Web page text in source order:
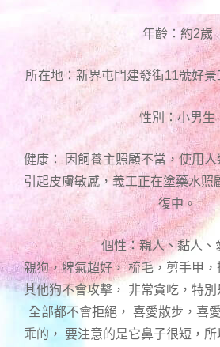
年齡：約2歲
所在地：新界屯門建發街11號好
性別：小男生
健康： 因飼養主照顧不當，使用
引起皮膚敏感，義工正在塗藥水照
復中。
個性：親人、黏人、
親狗，脾氣超好， 梳毛，剪手甲
其他狗不會攻擊， 非常貪吃，特
全部都不會拒絕， 喜愛散步，喜
乖的， 要注意的是它鼻子很短，